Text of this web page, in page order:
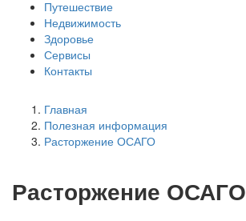
Путешествие
Недвижимость
Здоровье
Сервисы
Контакты
Главная
Полезная информация
Расторжение ОСАГО
Расторжение ОСАГО